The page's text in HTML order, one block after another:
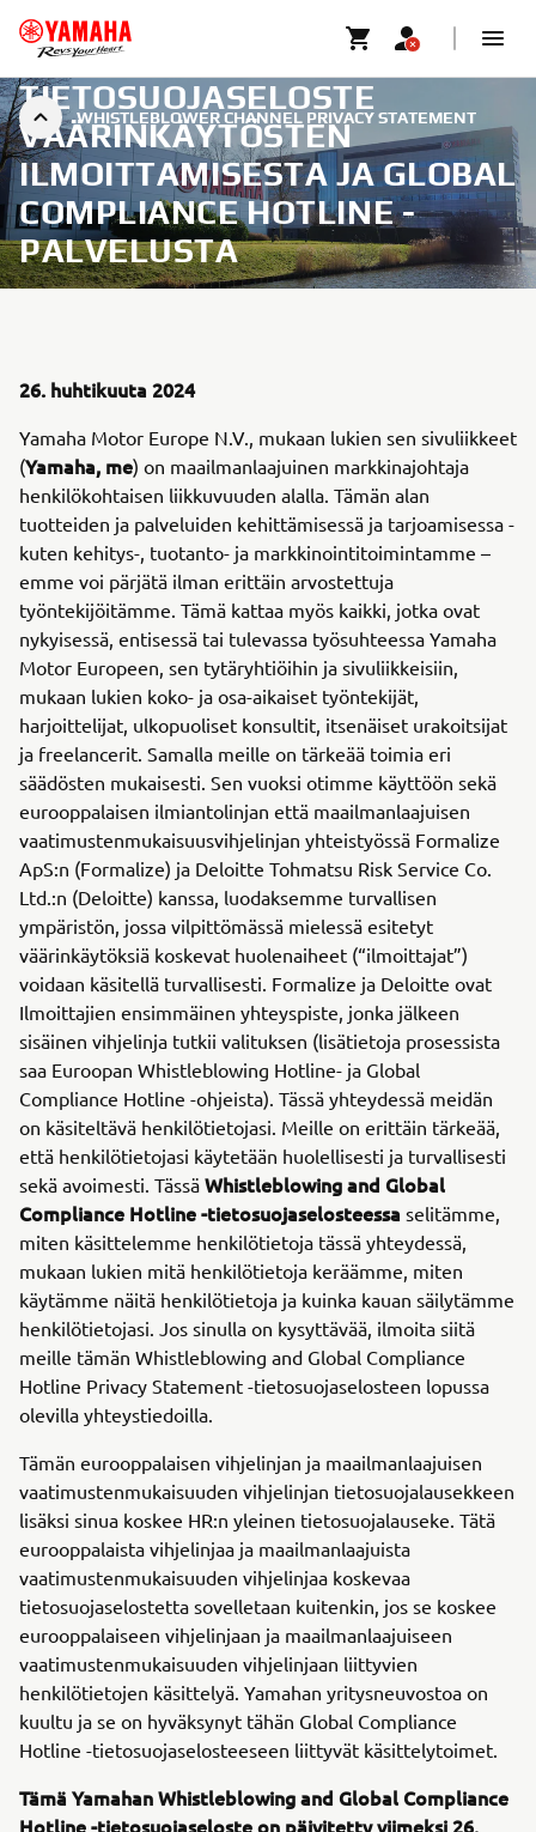
WHISTLEBLOWER CHANNEL PRIVACY STATEMENT
TIETOSUOJASELOSTE
VÄÄRINKÄYTÖSTEN
ILMOITTAMISESTA JA GLOBAL
COMPLIANCE HOTLINE -
PALVELUSTA
26. huhtikuuta 2024
Yamaha Motor Europe N.V., mukaan lukien sen sivuliikkeet
(Yamaha, me) on maailmanlaajuinen markkinajohtaja
henkilökohtaisen liikkuvuuden alalla. Tämän alan
tuotteiden ja palveluiden kehittämisessä ja tarjoamisessa -
kuten kehitys-, tuotanto- ja markkinointitoimintamme –
emme voi pärjätä ilman erittäin arvostettuja
työntekijöitämme. Tämä kattaa myös kaikki, jotka ovat
nykyisessä, entisessä tai tulevassa työsuhteessa Yamaha
Motor Europeen, sen tytäryhtiöihin ja sivuliikkeisiin,
mukaan lukien koko- ja osa-aikaiset työntekijät,
harjoittelijat, ulkopuoliset konsultit, itsenäiset urakoitsijat
ja freelancerit. Samalla meille on tärkeää toimia eri
säädösten mukaisesti. Sen vuoksi otimme käyttöön sekä
eurooppalaisen ilmiantolinjan että maailmanlaajuisen
vaatimustenmukaisuusvihjelinjan yhteistyössä Formalize
ApS:n (Formalize) ja Deloitte Tohmatsu Risk Service Co.
Ltd.:n (Deloitte) kanssa, luodaksemme turvallisen
ympäristön, jossa vilpittömässä mielessä esitetyt
väärinkäytöksiä koskevat huolenaiheet (“ilmoittajat”)
voidaan käsitellä turvallisesti. Formalize ja Deloitte ovat
Ilmoittajien ensimmäinen yhteyspiste, jonka jälkeen
sisäinen vihjelinja tutkii valituksen (lisätietoja prosessista
saa Euroopan Whistleblowing Hotline- ja Global
Compliance Hotline -ohjeista). Tässä yhteydessä meidän
on käsiteltävä henkilötietojasi. Meille on erittäin tärkeää,
että henkilötietojasi käytetään huolellisesti ja turvallisesti
sekä avoimesti. Tässä Whistleblowing and Global
Compliance Hotline -tietosuojaselosteessa selitämme,
miten käsittelemme henkilötietoja tässä yhteydessä,
mukaan lukien mitä henkilötietoja keräämme, miten
käytämme näitä henkilötietoja ja kuinka kauan säilytämme
henkilötietojasi. Jos sinulla on kysyttävää, ilmoita siitä
meille tämän Whistleblowing and Global Compliance
Hotline Privacy Statement -tietosuojaselosteen lopussa
olevilla yhteystiedoilla.
Tämän eurooppalaisen vihjelinjan ja maailmanlaajuisen
vaatimustenmukaisuuden vihjelinjan tietosuojalausekkeen
lisäksi sinua koskee HR:n yleinen tietosuojalauseke. Tätä
eurooppalaista vihjelinjaa ja maailmanlaajuista
vaatimustenmukaisuuden vihjelinjaa koskevaa
tietosuojaselostetta sovelletaan kuitenkin, jos se koskee
eurooppalaiseen vihjelinjaan ja maailmanlaajuiseen
vaatimustenmukaisuuden vihjelinjaan liittyvien
henkilötietojen käsittelyä. Yamahan yritysneuvostoa on
kuultu ja se on hyväksynyt tähän Global Compliance
Hotline -tietosuojaselosteeseen liittyvät käsittelytoimet.
Tämä Yamahan Whistleblowing and Global Compliance
Hotline -tietosuojaseloste on päivitetty viimeksi 26.